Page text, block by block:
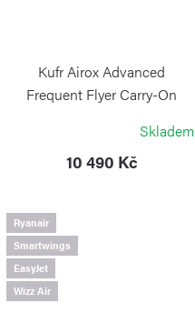
Kufr Airox Advanced
Frequent Flyer Carry-On
Skladem
10 490 Kč
Ryanair
Smartwings
EasyJet
Wizz Air